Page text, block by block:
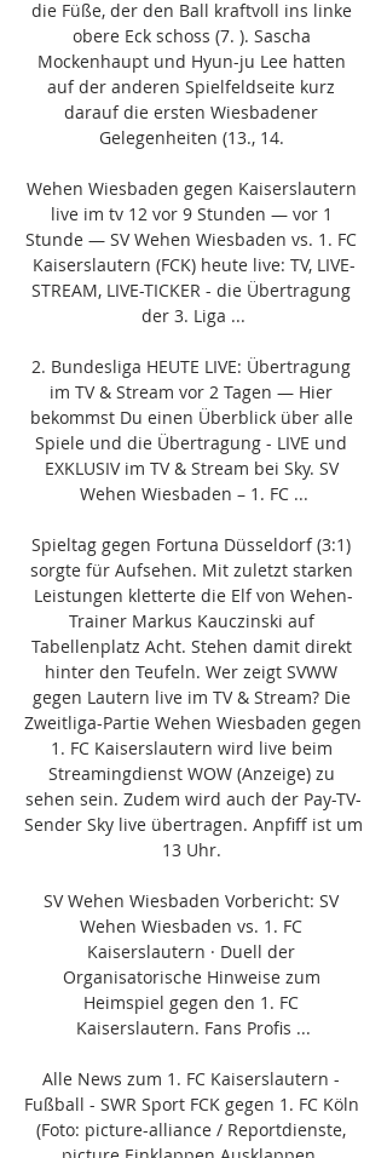
die Füße, der den Ball kraftvoll ins linke
obere Eck schoss (7. ). Sascha
Mockenhaupt und Hyun-ju Lee hatten
auf der anderen Spielfeldseite kurz
darauf die ersten Wiesbadener
Gelegenheiten (13., 14.
Wehen Wiesbaden gegen Kaiserslautern
live im tv 12 vor 9 Stunden — vor 1
Stunde — SV Wehen Wiesbaden vs. 1. FC
Kaiserslautern (FCK) heute live: TV, LIVE-
STREAM, LIVE-TICKER - die Übertragung
der 3. Liga ...
2. Bundesliga HEUTE LIVE: Übertragung
im TV & Stream vor 2 Tagen — Hier
bekommst Du einen Überblick über alle
Spiele und die Übertragung - LIVE und
EXKLUSIV im TV & Stream bei Sky. SV
Wehen Wiesbaden – 1. FC ...
Spieltag gegen Fortuna Düsseldorf (3:1)
sorgte für Aufsehen. Mit zuletzt starken
Leistungen kletterte die Elf von Wehen-
Trainer Markus Kauczinski auf
Tabellenplatz Acht. Stehen damit direkt
hinter den Teufeln. Wer zeigt SVWW
gegen Lautern live im TV & Stream? Die
Zweitliga-Partie Wehen Wiesbaden gegen
1. FC Kaiserslautern wird live beim
Streamingdienst WOW (Anzeige) zu
sehen sein. Zudem wird auch der Pay-TV-
Sender Sky live übertragen. Anpfiff ist um
13 Uhr.
SV Wehen Wiesbaden Vorbericht: SV
Wehen Wiesbaden vs. 1. FC
Kaiserslautern · Duell der
Organisatorische Hinweise zum
Heimspiel gegen den 1. FC
Kaiserslautern. Fans Profis ...
Alle News zum 1. FC Kaiserslautern -
Fußball - SWR Sport FCK gegen 1. FC Köln
(Foto: picture-alliance / Reportdienste,